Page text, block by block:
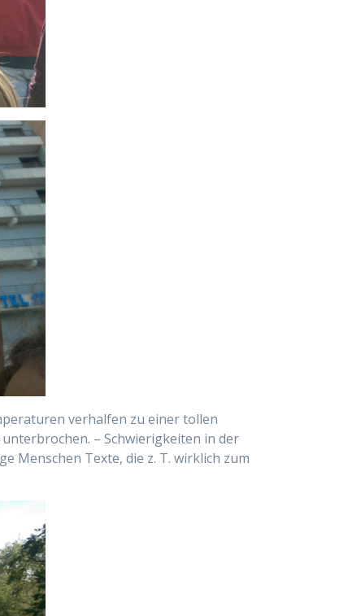
verhalfen zu einer tollen
– Schwierigkeiten in der
Menschen Texte, die z. T. wirklich zum